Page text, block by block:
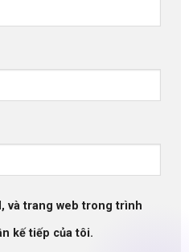
và trang web trong trình
kế tiếp của tôi.